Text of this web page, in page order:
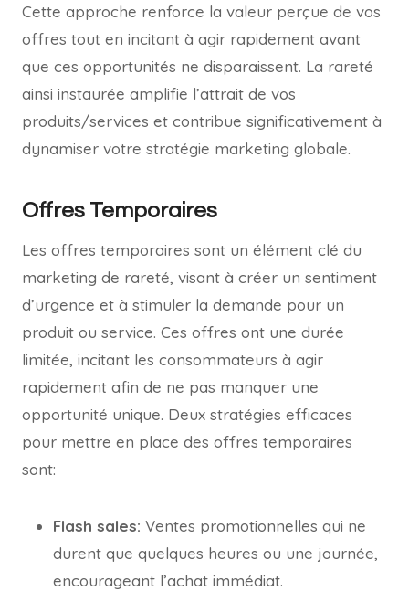
Cette approche renforce la valeur perçue de vos
offres tout en incitant à agir rapidement avant
que ces opportunités ne disparaissent. La rareté
ainsi instaurée amplifie l’attrait de vos
produits/services et contribue significativement à
dynamiser votre stratégie marketing globale.
Offres Temporaires
Les offres temporaires sont un élément clé du
marketing de rareté, visant à créer un sentiment
d’urgence et à stimuler la demande pour un
produit ou service. Ces offres ont une durée
limitée, incitant les consommateurs à agir
rapidement afin de ne pas manquer une
opportunité unique. Deux stratégies efficaces
pour mettre en place des offres temporaires
sont:
Flash sales: Ventes promotionnelles qui ne
durent que quelques heures ou une journée,
encourageant l’achat immédiat.